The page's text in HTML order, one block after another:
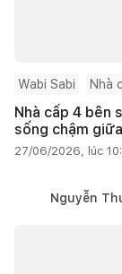
Wabi Sabi Nhà
Nhà cấp 4 bên
sống chậm
27/06/2026, lúc
Nguyễn